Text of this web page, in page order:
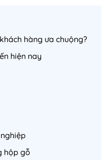
hàng ưa chuộng?
hiện nay
hộp gỗ